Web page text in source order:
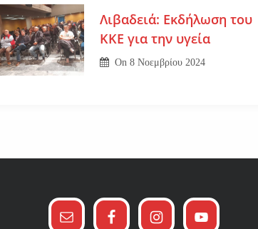
Λιβαδειά: Εκδήλωση του
ΚΚΕ για την υγεία
On8 Νοεμβρίου 2024